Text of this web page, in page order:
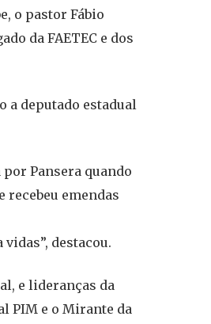
o pastor Fábio
da FAETEC e dos
a deputado estadual
Pansera quando
recebeu emendas
destacou.
e lideranças da
PIM e o Mirante da